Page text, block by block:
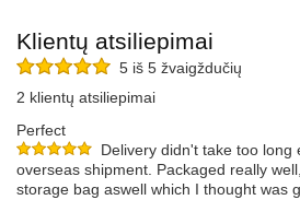
Klientų atsiliepimai
5 iš 5 žvaigždučių
2 klientų atsiliepimai
Perfect
Delivery didn't take too long
overseas shipment. Packaged really
storage bag aswell which I thought was